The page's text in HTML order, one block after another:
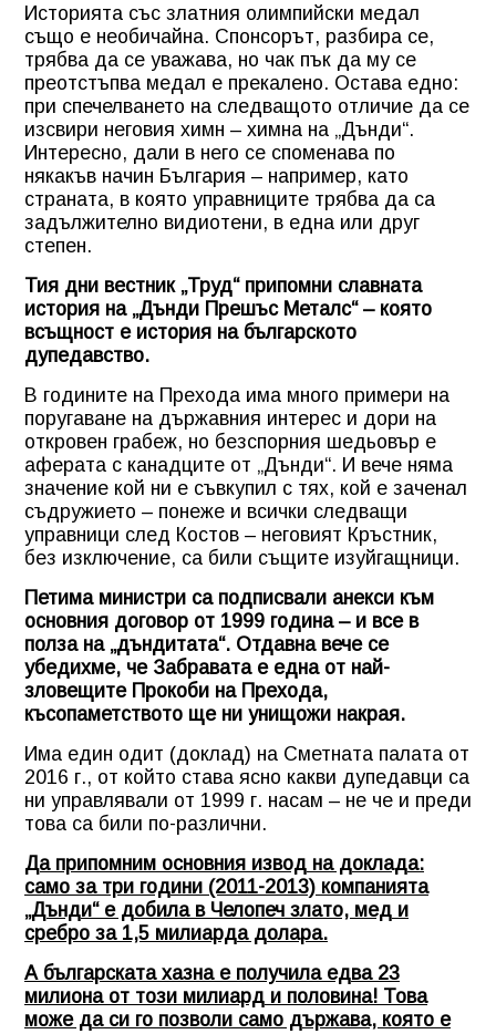
Историята със златния олимпийски медал
също е необичайна. Спонсорът, разбира се,
трябва да се уважава, но чак пък да му се
преотстъпва медал е прекалено. Остава едно:
при спечелването на следващото отличие да се
изсвири неговия химн – химна на „Дънди“.
Интересно, дали в него се споменава по
някакъв начин България – например, като
страната, в която управниците трябва да са
задължително видиотени, в една или друг
степен.
Тия дни вестник „Труд“ припомни славната
история на „Дънди Прешъс Металс“ – която
всъщност е история на българското
дупедавство.
В годините на Прехода има много примери на
поругаване на държавния интерес и дори на
откровен грабеж, но безспорния шедьовър е
аферата с канадците от „Дънди“. И вече няма
значение кой ни е съвкупил с тях, кой е заченал
съдружието – понеже и всички следващи
управници след Костов – неговият Кръстник,
без изключение, са били същите изуйгащници.
Петима министри са подписвали анекси към
основния договор от 1999 година – и все в
полза на „дъндитата“. Отдавна вече се
убедихме, че Забравата е една от най-
зловещите Прокоби на Прехода,
късопаметството ще ни унищожи накрая.
Има един одит (доклад) на Сметната палата от
2016 г., от който става ясно какви дупедавци са
ни управлявали от 1999 г. насам – не че и преди
това са били по-различни.
Да припомним основния извод на доклада:
само за три години (2011-2013) компанията
„Дънди“ е добила в Челопеч злато, мед и
сребро за 1,5 милиарда долара.
А българската хазна е получила едва 23
милиона от този милиард и половина! Това
може да си го позволи само държава, която е